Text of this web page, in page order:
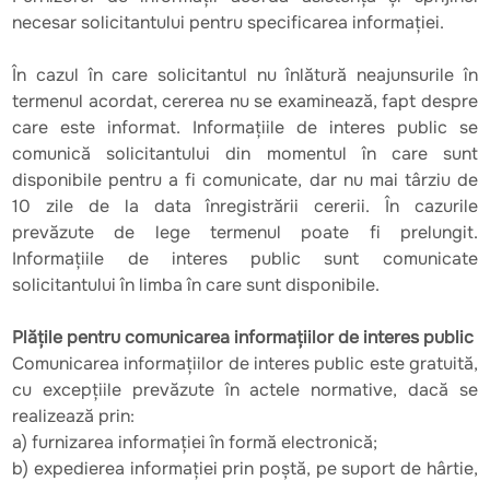
necesar solicitantului pentru specificarea informației.
În cazul în care solicitantul nu înlătură neajunsurile în
termenul acordat, cererea nu se examinează, fapt despre
care este informat. Informațiile de interes public se
comunică solicitantului din momentul în care sunt
disponibile pentru a fi comunicate, dar nu mai târziu de
10 zile de la data înregistrării cererii. În cazurile
prevăzute de lege termenul poate fi prelungit.
Informațiile de interes public sunt comunicate
solicitantului în limba în care sunt disponibile.
Plățile pentru comunicarea informațiilor de interes public
Comunicarea informațiilor de interes public este gratuită,
cu excepțiile prevăzute în actele normative, dacă se
realizează prin:
a) furnizarea informației în formă electronică;
b) expedierea informației prin poștă, pe suport de hârtie,